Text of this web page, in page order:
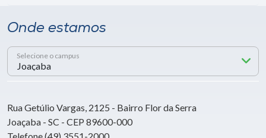
Onde estamos
Selecione o campus
Rua Getúlio Vargas, 2125 - Bairro Flor da Serra
Joaçaba - SC - CEP 89600-000